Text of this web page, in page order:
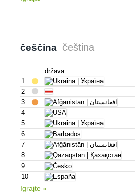
češčina čeština
država
1
2
3
4
5
6
7
8
9
10
Igrajte »